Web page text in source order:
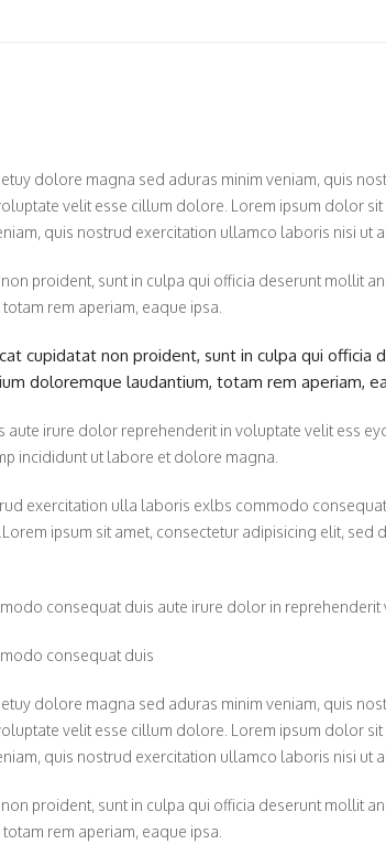
dolore magna sed aduras minim veniam, quis
velit esse cillum dolore. Lorem ipsum dolor
quis nostrud exercitation ullamco laboris nisi ut
proident, sunt in culpa qui officia deserunt mollit
rem aperiam, eaque ipsa.
cupidatat non proident, sunt in culpa qui officia
doloremque laudantium, totam rem aperiam,
irure dolor reprehenderit in voluptate velit ess
incididunt ut labore et dolore magna.
exercitation ulla laboris exlbs commodo
ipsum sit amet, consectetur adipisicing elit, sed
consequat duis aute irure dolor in reprehenderit
consequat duis
dolore magna sed aduras minim veniam, quis
velit esse cillum dolore. Lorem ipsum dolor
quis nostrud exercitation ullamco laboris nisi ut
proident, sunt in culpa qui officia deserunt mollit
rem aperiam, eaque ipsa.